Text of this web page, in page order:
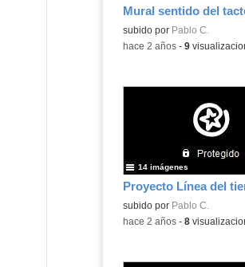
Mural sentido del
Contenido educativo.
subido por Pablo C.
-hace 2 años- 9
Proyecto Línea del
Contenido educativo.
subido por Pablo C.
14 imágenes
-hace 2 años- 8